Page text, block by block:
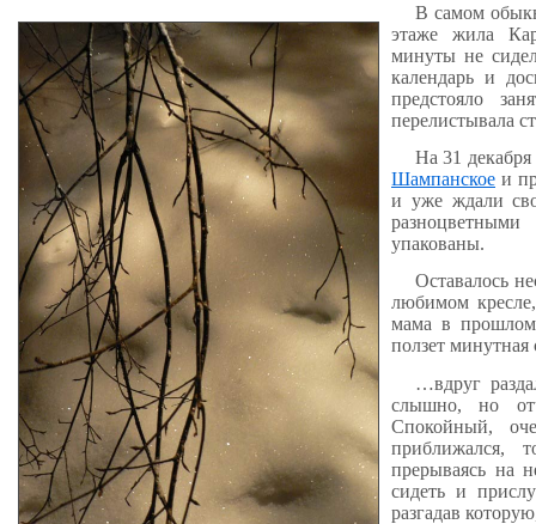
В самом
этаже жила
минуты не
календарь и
предстояло
перелистывала
На 31
Шампанское и
и уже ждали
упакованы.
Оставалось
любимом
мама в
ползет
…вдруг
слышно, но
Спокойный,
приближался,
прерываясь на
сидеть и
разгадав